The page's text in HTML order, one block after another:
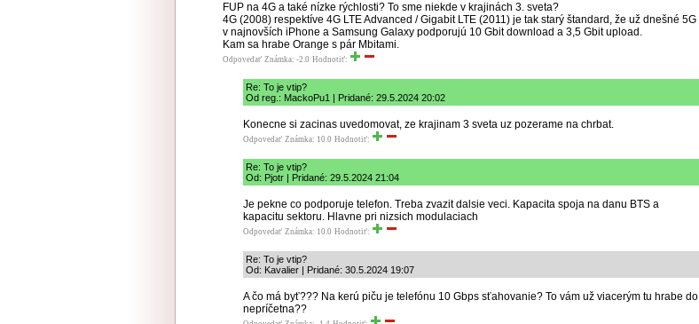
FUP na 4G a také nízke rýchlosti? To sme niekde v krajinách 3. sveta?
4G (2008) respektíve 4G LTE Advanced / Gigabit LTE (2011) je tak starý štandard, že už dnešné 5G
v najnovších iPhone a Samsung Galaxy podporujú 10 Gbit download a 3,5 Gbit upload.
Kam sa hrabe Orange s pár Mbitami.
Odpovedať Známka: -2.0 Hodnotiť:
Re: To je vtip?
Od reg.: MackoPu1 | Pridané: 29.5.2024 20:02
Konecne si zacinas uvedomovat, ze krajinam 3 sveta uz pozerame na chrbat.
Odpovedať Známka: 10.0 Hodnotiť:
Re: To je vtip?
Od: Pjotr | Pridané: 29.5.2024 21:04
Je pekne co podporuje telefon. Treba zvazit dalsie veci. Kapacita spoja na danu BTS a
kapacitu sektoru. Hlavne pri nizsich modulaciach
Odpovedať Známka: 10.0 Hodnotiť:
Re: To je vtip?
Od: Kavalier | Pridané: 30.5.2024 19:07
A čo má byť??? Na kerú piču je telefónu 10 Gbps sťahovanie? To vám už viacerým tu hrabe do
nepríčetna??